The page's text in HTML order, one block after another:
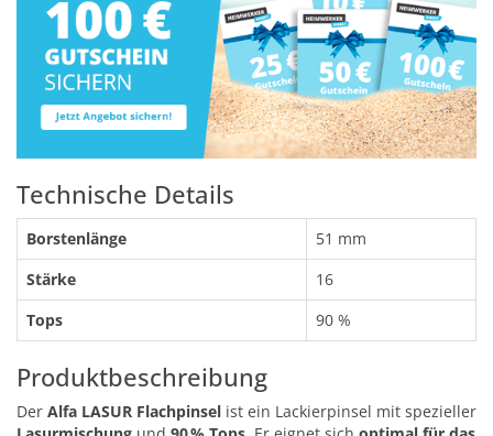
Technische Details
Borstenlänge
51 mm
Stärke
16
Tops
90 %
Produktbeschreibung
Der Alfa LASUR Flachpinsel ist ein Lackierpinsel mit spezieller